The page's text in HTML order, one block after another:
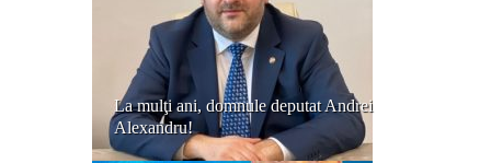
La mulţi ani, domnule deputat Andrei
Alexandru!